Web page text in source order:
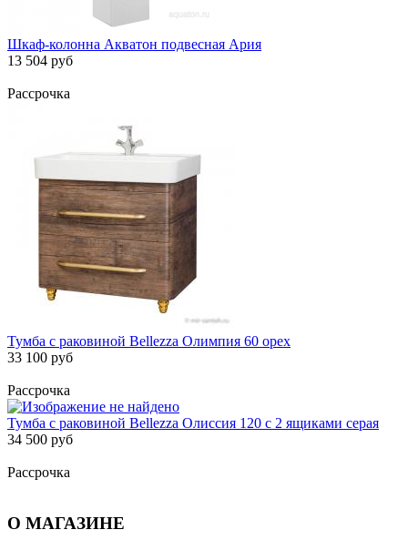
Шкаф-колонна Акватон подвесная Ария
13 504 руб
Рассрочка
Тумба с раковиной Bellezza Олимпия 60 орех
33 100 руб
Рассрочка
Тумба с раковиной Bellezza Олиссия 120 с 2 ящиками серая
34 500 руб
Рассрочка
О МАГАЗИНЕ